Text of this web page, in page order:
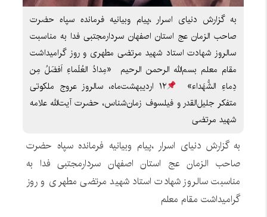
به گزارش دنیای اسرار ،پیام وبیانیه فرمانده سپاه حضرت
صاحب الزمان عج استان اصفهان سردارمجتبی فدا به مناسبت
سالروز شهادت استاد شهید مرتضی مطهری و روز گرامیداشت
مقام معلم بسم‌الله‌ الرحمن ‌الرحیم ‌ «مِدادُ العُلَماءِ اَفضَلُ مِن
دِماءِ الشُّهَداء» ‌
۱۲ اردیبهشت‌ماه، سالروز عروج ملکوتی
متفکر جلیل‌القدر و فیلسوف زمان‌شناس، حضرت آیت‌الله علامه
شهید مرتضی
به گزارش دنیای اسرار ،پیام وبیانیه فرمانده سپاه حضرت
صاحب الزمان عج استان اصفهان سردارمجتبی فدا به
مناسبت سالروز شهادت استاد شهید مرتضی مطهری و روز
گرامیداشت مقام معلم